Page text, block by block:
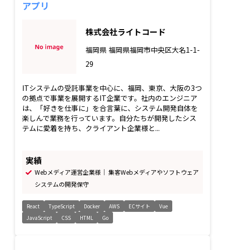
アプリ
株式会社ライトコード
福岡県 福岡県福岡市中央区大名1-1-
29
ITシステムの受託事業を中心に、福岡、東京、大阪の3つ
の拠点で事業を展開するIT企業です。社内のエンジニア
は、「好きを仕事に」を合言葉に、システム開発自体を
楽しんで業務を行っています。自分たちが開発したシス
テムに愛着を持ち、クライアント企業様と...
実績
Webメディア運営企業様｜ 集客Webメディアやソフトウェア
システムの開発保守
React TypeScript Docker AWS ECサイト
Vue
JavaScript
CSS HTML Go